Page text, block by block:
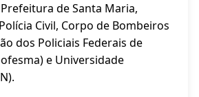
de Santa Maria,
Civil, Corpo de Bombeiros
dos Policiais Federais de
e Universidade